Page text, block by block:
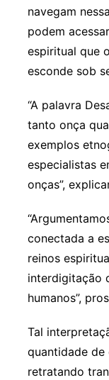
navegam
podem
espiritual que
esconde sob
“A palavra
tanto onça
exemplos
especialistas
onças”,
conectada a
reinos
interdigitação
humanos”,
Tal
quantidade de
retratando